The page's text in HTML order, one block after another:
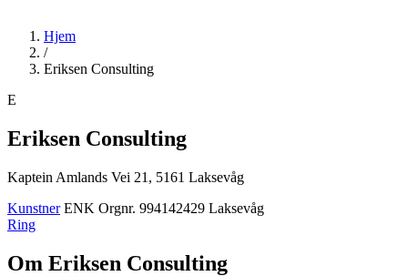
Hjem
/
Eriksen Consulting
E
Eriksen Consulting
Kaptein Amlands Vei 21, 5161 Laksevåg
Kunstner ENK Orgnr. 994142429 Laksevåg
Ring
Om Eriksen Consulting